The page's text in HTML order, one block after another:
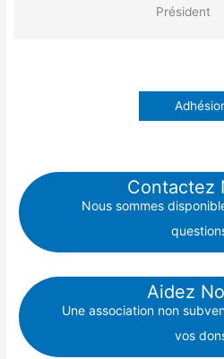
Président
Contactez
Nous sommes
Aidez
Une association non
vos